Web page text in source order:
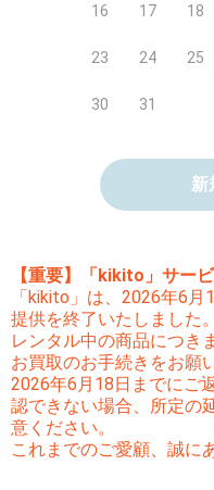
16 17 18
23 24 25
30 31
新
【重要】「kikito」サー
「kikito」は、2026年6
提供を終了いたしました。
レンタル中の商品につき
お買取のお手続きをお願
2026年6月18日までにご
認できない場合、所定の
意ください。
これまでのご愛顧、誠に